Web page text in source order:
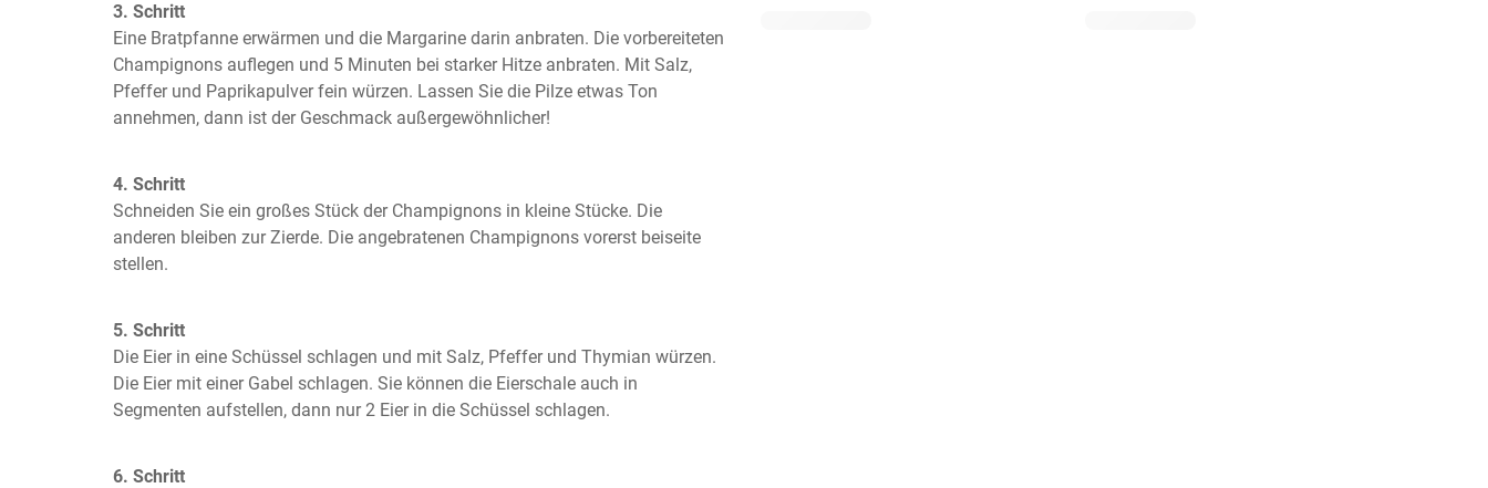
3. Schritt
Eine Bratpfanne erwärmen und die Margarine darin anbraten. Die vorbereiteten
Champignons auflegen und 5 Minuten bei starker Hitze anbraten. Mit Salz,
Pfeffer und Paprikapulver fein würzen. Lassen Sie die Pilze etwas Ton
annehmen, dann ist der Geschmack außergewöhnlicher!
4. Schritt
Schneiden Sie ein großes Stück der Champignons in kleine Stücke. Die
anderen bleiben zur Zierde. Die angebratenen Champignons vorerst beiseite
stellen.
5. Schritt
Die Eier in eine Schüssel schlagen und mit Salz, Pfeffer und Thymian würzen.
Die Eier mit einer Gabel schlagen. Sie können die Eierschale auch in
Segmenten aufstellen, dann nur 2 Eier in die Schüssel schlagen.
6. Schritt